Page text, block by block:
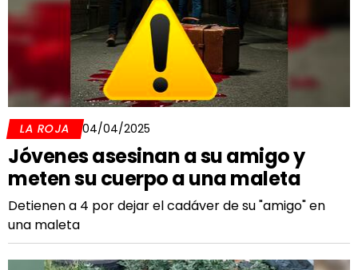
LA ROJA 04/04/2025
Jóvenes asesinan a su amigo y
meten su cuerpo a una maleta
Detienen a 4 por dejar el cadáver de su "amigo" en
una maleta